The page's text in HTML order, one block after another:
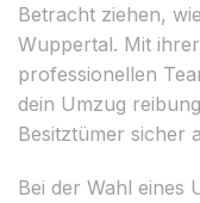
Betracht ziehen,
Wuppertal. Mit
professionellen
dein Umzug
Besitztümer sicher
Bei der Wahl eines